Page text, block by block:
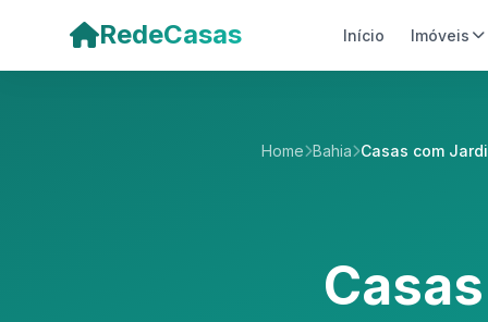
RedeCasas Início Imóveis
Home Bahia Casas com